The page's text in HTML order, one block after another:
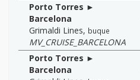
Porto Torres ►
Barcelona
Grimaldi Lines, buque
MV_CRUISE_BARCELONA
Porto Torres ►
Barcelona